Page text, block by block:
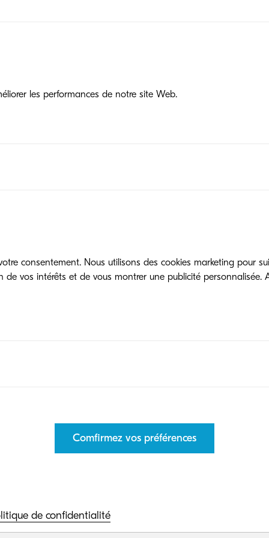
les performances de notre site Web.
consentement. Nous utilisons des cookies marketing pour
vos intérêts et de vous montrer une publicité personnalisée.
Comfirmez vos préférences
de confidentialité